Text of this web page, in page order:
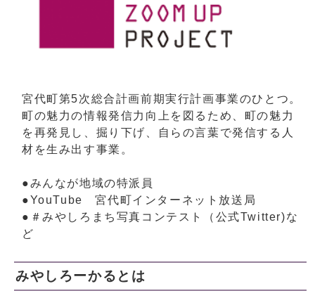
宮代町第5次総合計画前期実行計画事業のひとつ。
町の魅力の情報発信力向上を図るため、町の魅力
を再発見し、掘り下げ、自らの言葉で発信する人
材を生み出す事業。
●みんなが地域の特派員
●YouTube 宮代町インターネット放送局
●＃みやしろまち写真コンテスト（公式Twitter)な
ど
みやしろーかるとは